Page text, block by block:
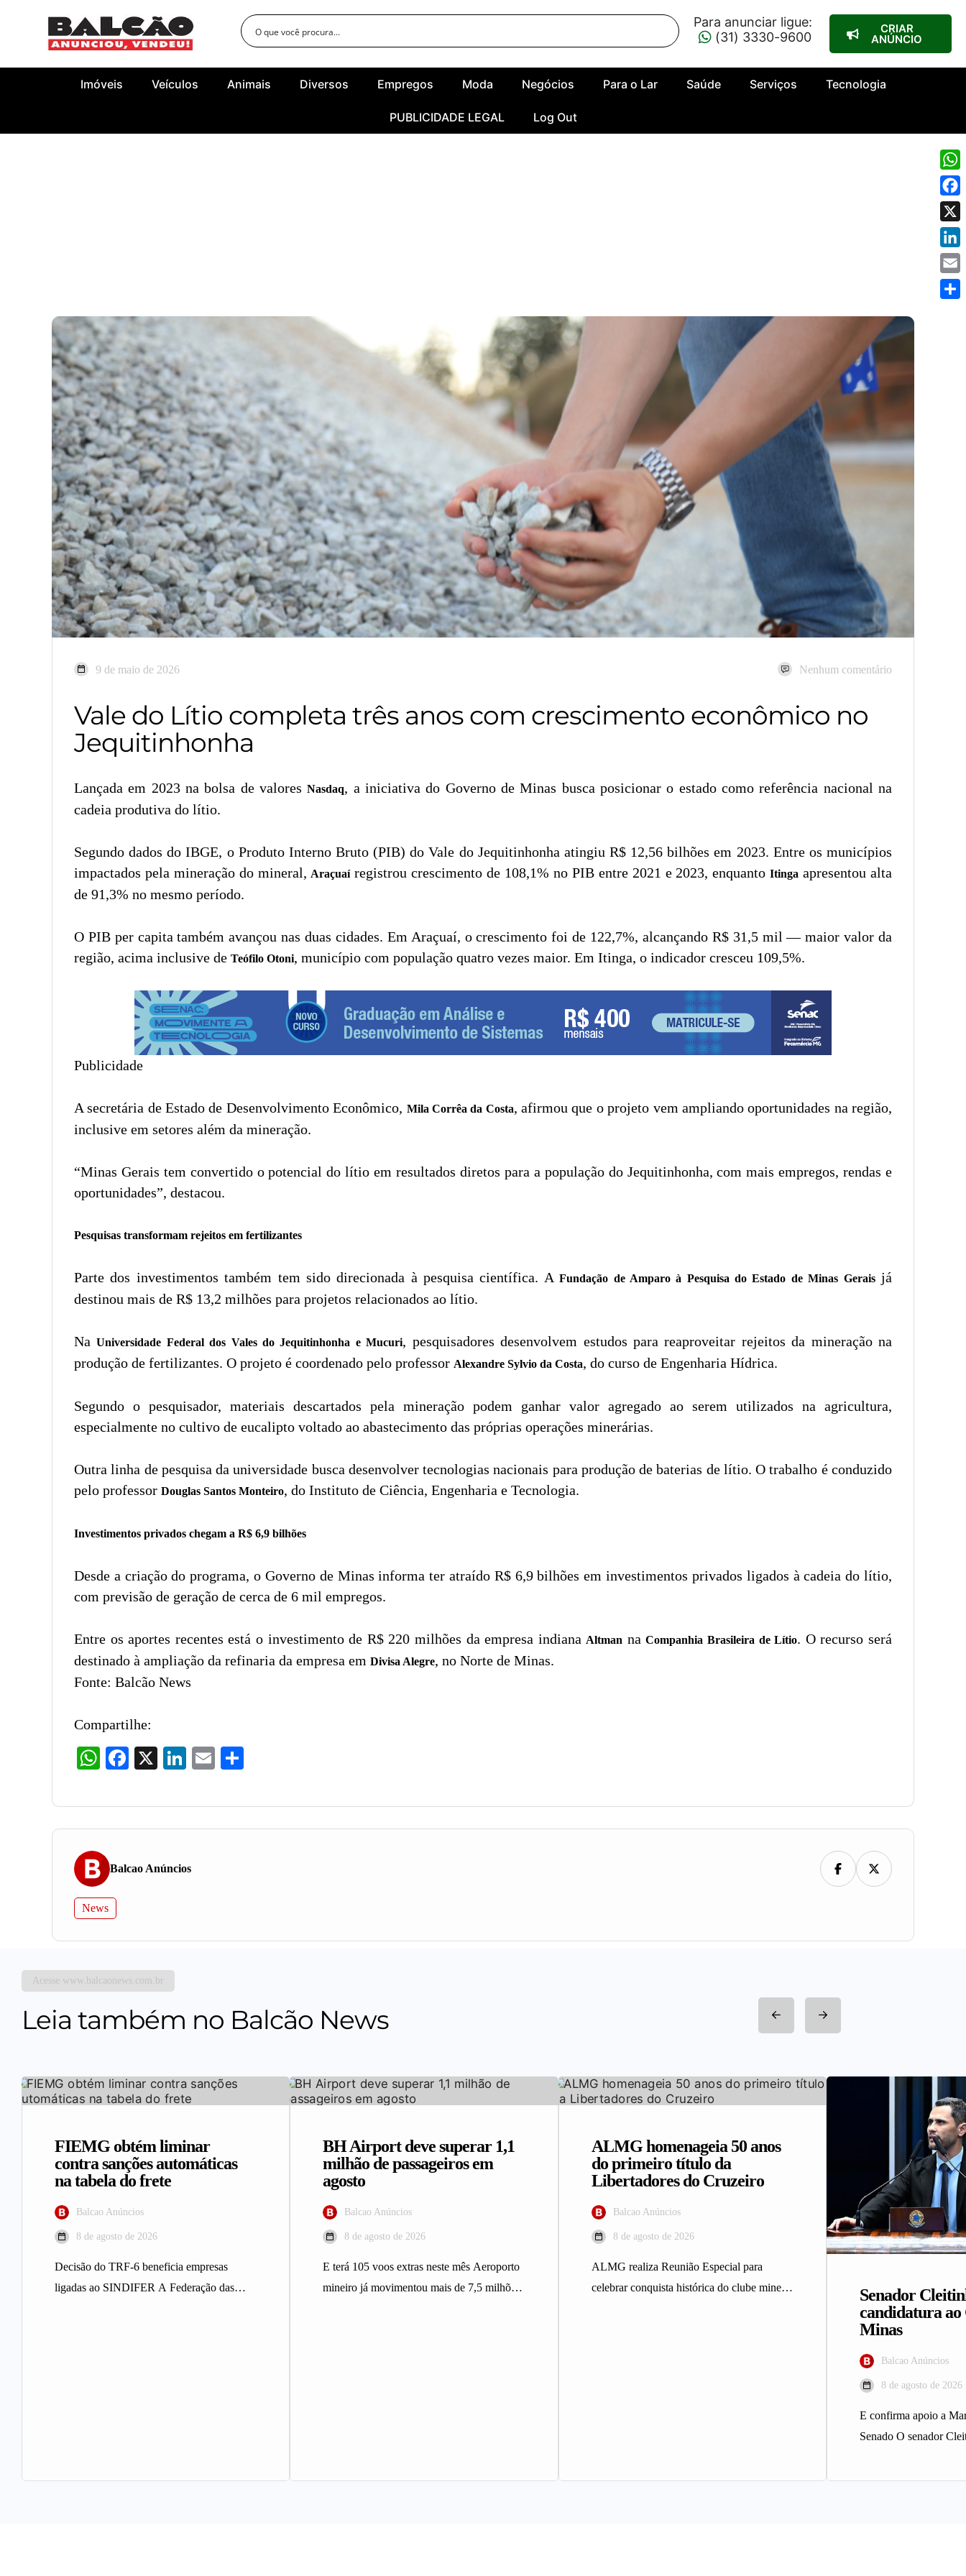
Para anunciar ligue:
(31) 3330-9600
CRIAR
ANÚNCIO
Imóveis Veículos Animais Diversos Empregos Moda Negócios Para o Lar Saúde Serviços Tecnologia
PUBLICIDADE LEGAL Log Out
9 de maio de 2026 Nenhum comentário
Vale do Lítio completa três anos com crescimento econômico no
Jequitinhonha
Lançada em 2023 na bolsa de valoresNasdaq, a iniciativa do Governo de Minas busca posicionar o estado como referência nacional na
cadeia produtiva do lítio.
Segundo dados do IBGE, o Produto Interno Bruto (PIB) do Vale do Jequitinhonha atingiu R$ 12,56 bilhões em 2023. Entre os municípios
impactados pela mineração do mineral, Araçuaíregistrou crescimento de 108,1% no PIB entre 2021 e 2023, enquantoItinga apresentou alta
de 91,3% no mesmo período.
O PIB per capita também avançou nas duas cidades. Em Araçuaí, o crescimento foi de 122,7%, alcançando R$ 31,5 mil — maior valor da
região, acima inclusive de Teófilo Otoni, município com população quatro vezes maior. Em Itinga, o indicador cresceu 109,5%.
Publicidade
A secretária de Estado de Desenvolvimento Econômico, Mila Corrêa da Costa, afirmou que o projeto vem ampliando oportunidades na região,
inclusive em setores além da mineração.
“Minas Gerais tem convertido o potencial do lítio em resultados diretos para a população do Jequitinhonha, com mais empregos, rendas e
oportunidades”, destacou.
Pesquisas transformam rejeitos em fertilizantes
Parte dos investimentos também tem sido direcionada à pesquisa científica. AFundação de Amparo à Pesquisa do Estado de Minas Geraisjá
destinou mais de R$ 13,2 milhões para projetos relacionados ao lítio.
NaUniversidade Federal dos Vales do Jequitinhonha e Mucuri, pesquisadores desenvolvem estudos para reaproveitar rejeitos da mineração na
produção de fertilizantes. O projeto é coordenado pelo professor Alexandre Sylvio da Costa, do curso de Engenharia Hídrica.
Segundo o pesquisador, materiais descartados pela mineração podem ganhar valor agregado ao serem utilizados na agricultura,
especialmente no cultivo de eucalipto voltado ao abastecimento das próprias operações minerárias.
Outra linha de pesquisa da universidade busca desenvolver tecnologias nacionais para produção de baterias de lítio. O trabalho é conduzido
pelo professor Douglas Santos Monteiro, do Instituto de Ciência, Engenharia e Tecnologia.
Investimentos privados chegam a R$ 6,9 bilhões
Desde a criação do programa, o Governo de Minas informa ter atraído R$ 6,9 bilhões em investimentos privados ligados à cadeia do lítio,
com previsão de geração de cerca de 6 mil empregos.
Entre os aportes recentes está o investimento de R$ 220 milhões da empresa indiana Altman naCompanhia Brasileira de Lítio. O recurso será
destinado à ampliação da refinaria da empresa em Divisa Alegre, no Norte de Minas.
Fonte: Balcão News
Compartilhe:
WhatsAppFacebook LinkedInEmail
Balcao Anúncios
News
Acesse www.balcaonews.com.br
Leia também no Balcão News
FIEMG obtém liminar
contra sanções automáticas
na tabela do frete
Balcao Anúncios
8 de agosto de 2026
Decisão do TRF-6 beneficia empresas
ligadas ao SINDIFER A Federação das
BH Airport deve superar 1,1
milhão de passageiros em
agosto
Balcao Anúncios
8 de agosto de 2026
E terá 105 voos extras neste mês Aeroporto
mineiro já movimentou mais de 7,5 milhões
ALMG homenageia 50 anos
do primeiro título da
Libertadores do Cruzeiro
Balcao Anúncios
8 de agosto de 2026
ALMG realiza Reunião Especial para
celebrar conquista histórica do clube mineiro
Senador
candidatura ao
Minas
Balcao Anúncios
8 de agosto de 2026
E confirma apoio a
Senado O senador
X